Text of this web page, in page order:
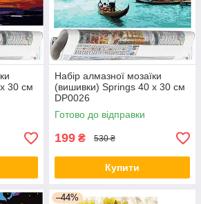
30 см
Набір алмазної мозаїки
(вишивки) Springs 40 x 30 см
DP0026
Готово до відправки
199 ₴ 530 ₴
Купити
–44%